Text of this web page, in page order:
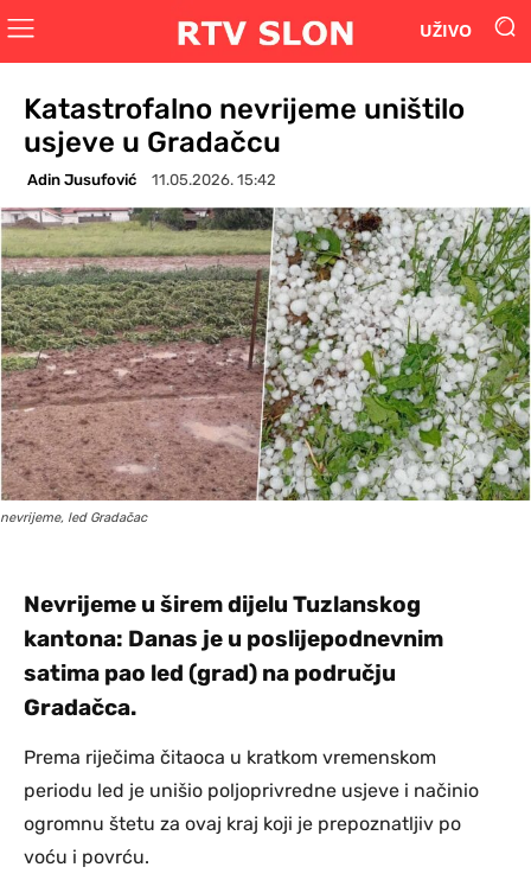
UŽIVO
Katastrofalno nevrijeme uništilo
usjeve u Gradačcu
Adin Jusufović 11.05.2026. 15:42
nevrijeme, led Gradačac
Nevrijeme u širem dijelu Tuzlanskog
kantona: Danas je u poslijepodnevnim
satima pao led (grad) na području
Gradačca.
Prema riječima čitaoca u kratkom vremenskom
periodu led je unišio poljoprivredne usjeve i načinio
ogromnu štetu za ovaj kraj koji je prepoznatljiv po
voću i povrću.